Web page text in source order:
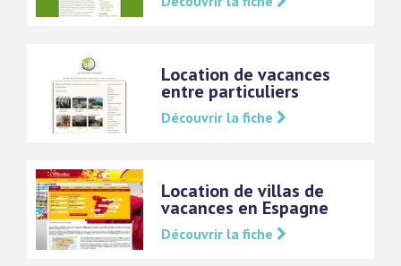
Location de vacances
entre particuliers
Découvrir la fiche
Location de villas de
vacances en Espagne
Découvrir la fiche